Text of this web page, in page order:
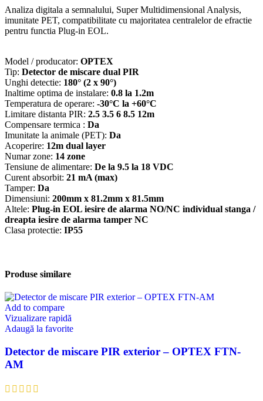
Analiza digitala a semnalului, Super Multidimensional Analysis,
imunitate PET, compatibilitate cu majoritatea centralelor de efractie
pentru functia Plug-in EOL.
Model / producator: OPTEX
Tip: Detector de miscare dual PIR
Unghi detectie: 180° (2 x 90°)
Inaltime optima de instalare: 0.8 la 1.2m
Temperatura de operare: -30°C la +60°C
Limitare distanta PIR: 2.5 3.5 6 8.5 12m
Compensare termica : Da
Imunitate la animale (PET): Da
Acoperire: 12m dual layer
Numar zone: 14 zone
Tensiune de alimentare: De la 9.5 la 18 VDC
Curent absorbit: 21 mA (max)
Tamper: Da
Dimensiuni: 200mm x 81.2mm x 81.5mm
Altele: Plug-in EOL iesire de alarma NO/NC individual stanga /
dreapta iesire de alarma tamper NC
Clasa protectie: IP55
Produse similare
Add to compare
Vizualizare rapidă
Adaugă la favorite
Detector de miscare PIR exterior – OPTEX FTN-
AM